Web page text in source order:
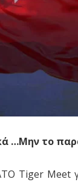
…Μην το
Tiger Meet